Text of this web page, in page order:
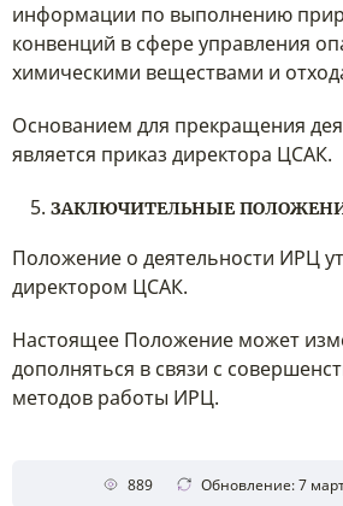
информации по выполнению
конвенций в сфере управления
химическими веществами и
Основанием для прекращения
является приказ директора ЦСАК.
ЗАКЛЮЧИТЕЛЬНЫЕ
Положение о деятельности ИРЦ
директором ЦСАК.
Настоящее Положение может
дополняться в связи с
методов работы ИРЦ.
889 Обновление: 7